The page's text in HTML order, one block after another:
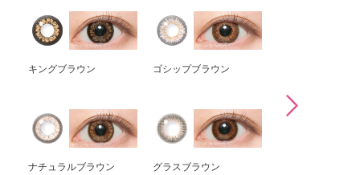
キングブラウン ゴシップブラウン
ナチュラルブラウン グラスブラウン